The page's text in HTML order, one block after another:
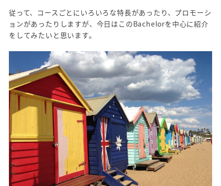
従って、コースごとにいろいろな特長があったり、プロモーシ
ョンがあったりしますが、今日はこのBachelorを中心に紹介
をしてみたいと思います。